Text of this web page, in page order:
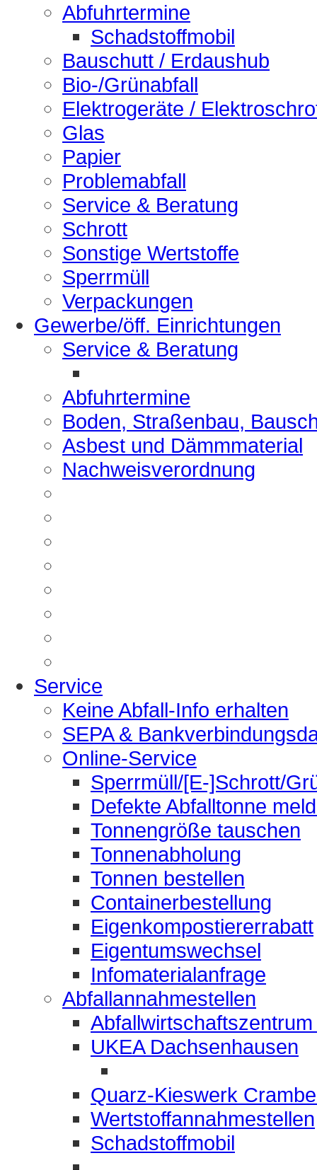
Abfuhrtermine
Schadstoffmobil
Bauschutt / Erdaushub
Bio-/Grünabfall
Elektrogeräte /
Glas
Papier
Problemabfall
Service & Beratung
Schrott
Sonstige Wertstoffe
Sperrmüll
Verpackungen
Gewerbe/öff. Einrichtungen
Service & Beratung
Abfuhrtermine
Boden, Straßenbau,
Asbest und Dämmmaterial
Nachweisverordnung
Service
Keine Abfall-Info erhalten
SEPA &
Online-Service
Sperrmüll/[E-]Schrott/
Defekte Abfalltonne
Tonnengröße tauschen
Tonnenabholung
Tonnen bestellen
Containerbestellung
Eigenkompostiererrabatt
Eigentumswechsel
Infomaterialanfrage
Abfallannahmestellen
UKEA Dachsenhausen
Quarz-Kieswerk
Wertstoffannahmestellen
Schadstoffmobil